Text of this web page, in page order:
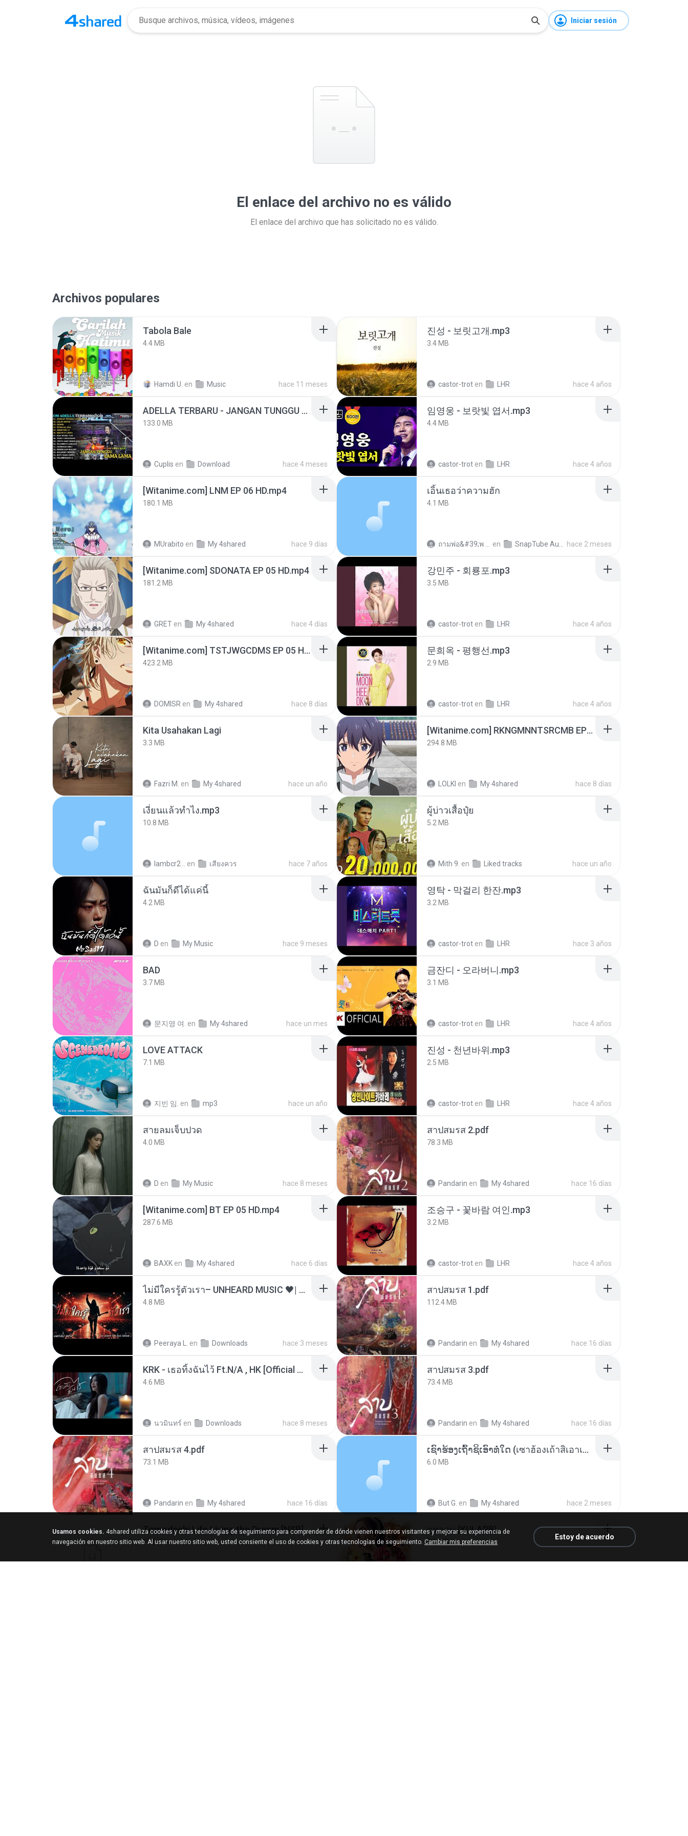
Iniciar sesión
El enlace del archivo no es válido
El enlace del archivo que has solicitado no es válido.
Archivos populares
Tabola Bale
4.4 MB
Hamdi U. en Music hace 11 meses
진성 - 보릿고개.mp3
3.4 MB
castor-trot en LHR hace 4 años
ADELLA TERBARU - JANGAN TUNGGU LAMA LAMA - GELAS RETAK - OM ADELLA FULL ALBUM TERBARU 2026
133.0 MB
Cuplis en Download hace 4 meses
임영웅 - 보랏빛 엽서.mp3
4.4 MB
castor-trot en LHR hace 4 años
[Witanime.com] LNM EP 06 HD.mp4
180.1 MB
MUrabito en My 4shared hace 9 días
เอิ้นเธอว่าความฮัก
4.1 MB
en hace 2 meses
[Witanime.com] SDONATA EP 05 HD.mp4
181.2 MB
GRET en My 4shared hace 4 días
강민주 - 회룡포.mp3
3.5 MB
castor-trot en LHR hace 4 años
[Witanime.com] TSTJWGCDMS EP 05 HD.mp4
423.2 MB
DOMISR en My 4shared hace 8 días
문희옥 - 평행선.mp3
2.9 MB
castor-trot en LHR hace 4 años
Kita Usahakan Lagi
3.3 MB
Fazri M. en My 4shared hace un año
[Witanime.com] RKNGMNNTSRCMB EP 06 HD.mp4
294.8 MB
LOLKI en My 4shared hace 8 días
เงี่ยนแล้วทำไง.mp3
10.8 MB
lambcr2 .. en เสียงควร hace 7 años
ผู้บ่าวเสื้อปุ๋ย
5.2 MB
Mith 9. en Liked tracks hace un año
ฉันมันก็ดีได้แค่นี้
4.2 MB
D en My Music hace 9 meses
영탁 - 막걸리 한잔.mp3
3.2 MB
castor-trot en LHR hace 3 años
BAD
3.7 MB
문지영 여. en My 4shared hace un mes
금잔디 - 오라버니.mp3
3.1 MB
castor-trot en LHR hace 4 años
LOVE ATTACK
7.1 MB
지빈 임. en mp3 hace un año
진성 - 천년바위.mp3
2.5 MB
castor-trot en LHR hace 4 años
สายลมเจ็บปวด
4.0 MB
D en My Music hace 8 meses
สาปสมรส 2.pdf
78.3 MB
Pandarin en My 4shared hace 16 días
[Witanime.com] BT EP 05 HD.mp4
287.6 MB
BAXK en My 4shared hace 6 días
조승구 - 꽃바람 여인.mp3
3.2 MB
castor-trot en LHR hace 4 años
ไม่มีใครรู้ตัวเรา– UNHEARD MUSIC 🖤| Official Lyric Video | เพลงสู้ชีวิต
4.8 MB
Peeraya L. en Downloads hace 3 meses
สาปสมรส 1.pdf
112.4 MB
Pandarin en My 4shared hace 16 días
KRK - เธอทิ้งฉันไว้ Ft.N/A , HK [Official MV]
4.6 MB
นวมินทร์ en Downloads hace 8 meses
สาปสมรส 3.pdf
73.4 MB
Pandarin en My 4shared hace 16 días
สาปสมรส 4.pdf
73.1 MB
Pandarin en My 4shared hace 16 días
ເຊົາຮ້ອງເຖົ້າຊິເອົາທໍ່ໃດ (เซาฮ้องเถ้าสิเอาเท่าใด) ບຸນເກີດ ຫນູຫ່ວງ ft. ໂສພາ ຈຸນທະລາ
6.0 MB
But G. en My 4shared hace 2 meses
Tomodachi Life Living the Dream [NSP].torrent
252 KB
กุหลาบ (KULARB)
5.9 MB
Usamos cookies. 4shared utiliza cookies y otras tecnologías de seguimiento para comprender de dónde vienen nuestros visitantes y mejorar su experiencia de
navegación en nuestro sitio web. Al usar nuestro sitio web, usted consiente el uso de cookies y otras tecnologías de seguimiento. Cambiar mis preferencias
Estoy de acuerdo